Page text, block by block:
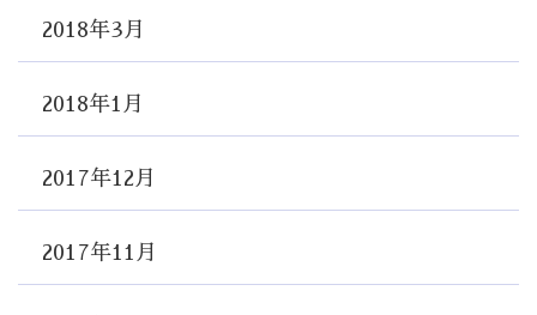
2018年3月
2018年1月
2017年12月
2017年11月